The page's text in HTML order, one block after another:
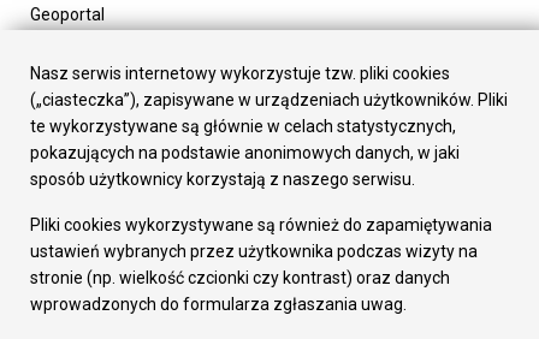
Geoportal
Załatw sprawę
Prezydent Miasta
Rada Miasta
Wydziały
Elektroniczna Skrzynka Podawcza
Gospodarka
Fundusze europejskie
Środki krajowe
Oferty inwestycyjne
Nasz serwis internetowy wykorzystuje tzw. pliki cookies
(„ciasteczka”), zapisywane w urządzeniach użytkowników. Pliki
te wykorzystywane są głównie w celach statystycznych,
pokazujących na podstawie anonimowych danych, w jaki
sposób użytkownicy korzystają z naszego serwisu.
Pliki cookies wykorzystywane są również do zapamiętywania
ustawień wybranych przez użytkownika podczas wizyty na
stronie (np. wielkość czcionki czy kontrast) oraz danych
wprowadzonych do formularza zgłaszania uwag.